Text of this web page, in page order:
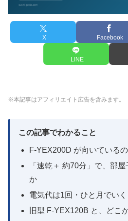
X Facebook
LINE
※本記事はアフィリエイト広告を含みます。
この記事でわかること
F-YEX200D が向いている
「速乾＋ 約70分」で、部
か
電気代は1回・ひと月でいく
旧型 F-YEX120B と、どこ